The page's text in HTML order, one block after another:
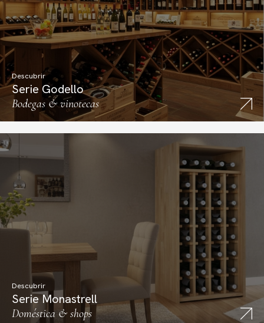
Descubrir
Serie Godello
Bodegas & vinotecas
Descubrir
Serie Monastrell
Doméstica & shops